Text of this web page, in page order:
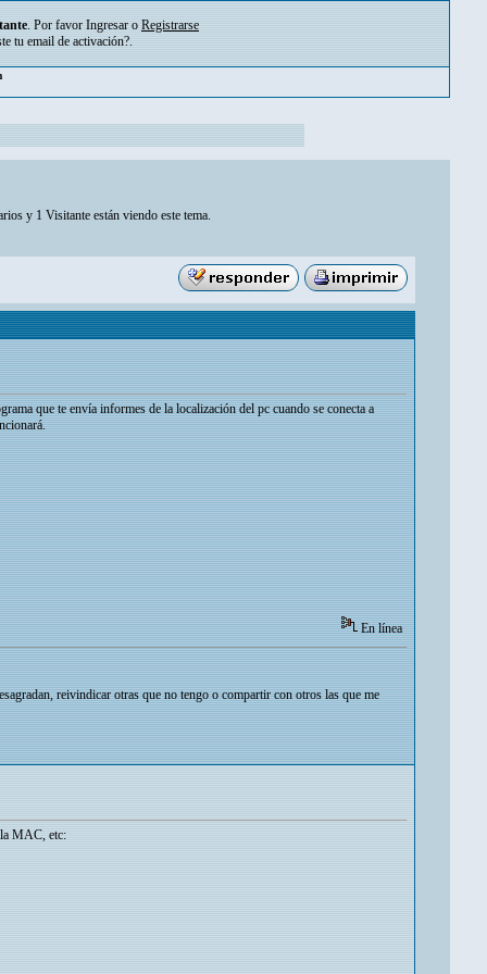
. Por favor Ingresar o Registrarse
tu email de activación?.
y 1 Visitante están viendo este tema.
que te envía informes de la localización del pc cuando se conecta a
En línea
reivindicar otras que no tengo o compartir con otros las que me
MAC, etc: